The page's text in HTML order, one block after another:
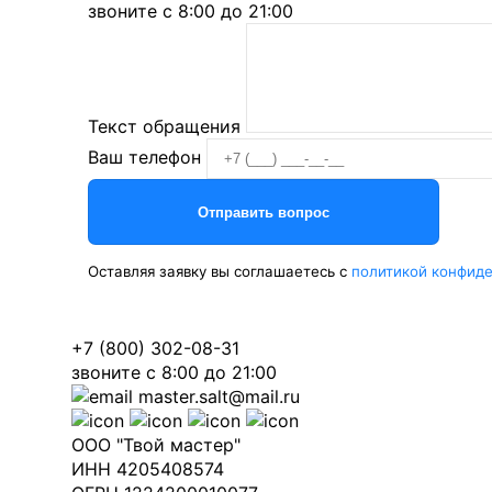
звоните с 8:00 до 21:00
Текст обращения
Ваш телефон
Оставляя заявку вы соглашаетесь с политикой
+7 (800) 302-08-31
звоните с 8:00 до 21:00
master.salt@mail.ru
ООО "Твой мастер"
ИНН 4205408574